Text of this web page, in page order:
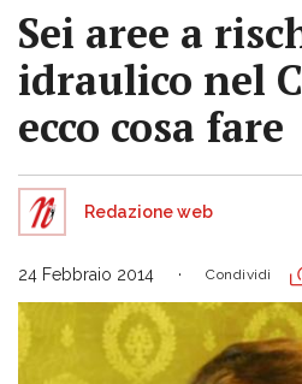
Sei aree a
idraulico nel
ecco cosa fare
Redazione web
24 Febbraio 2014 Condividi